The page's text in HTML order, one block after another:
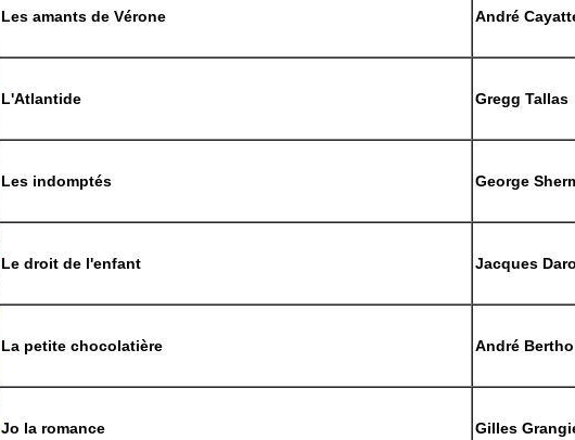
Les amants de Vérone André
L'Atlantide Gregg Tallas
Les indomptés George
Le droit de l'enfant Jacques
La petite chocolatière André
Jo la romance Gilles